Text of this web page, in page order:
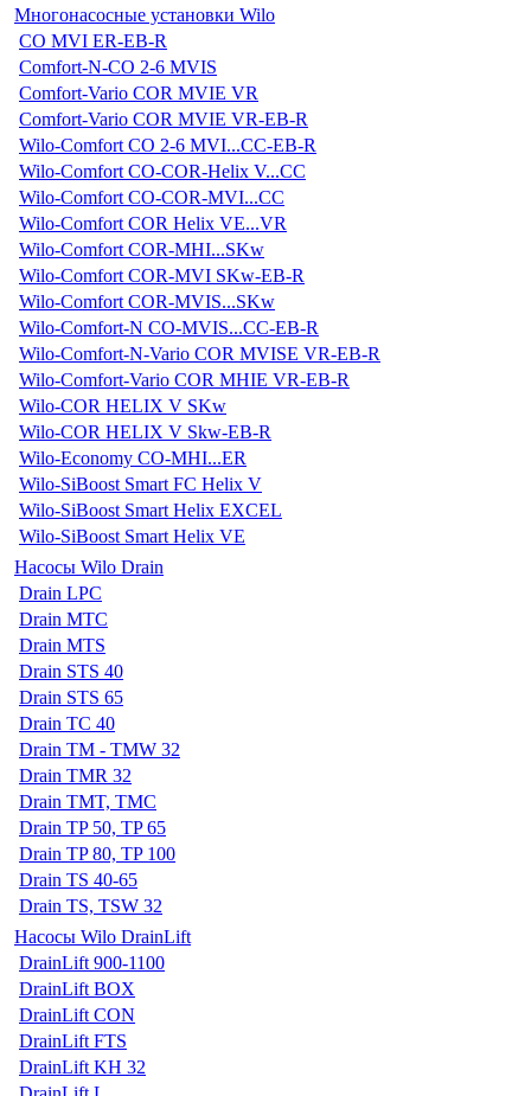
Многонасосные установки Wilo
CO MVI ER-EB-R
Comfort-N-CO 2-6 MVIS
Comfort-Vario COR MVIE VR
Comfort-Vario COR MVIE VR-EB-R
Wilo-Comfort CO 2-6 MVI...CC-EB-R
Wilo-Comfort CO-COR-Helix V...CC
Wilo-Comfort CO-COR-MVI...CC
Wilo-Comfort COR Helix VE...VR
Wilo-Comfort COR-MHI...SKw
Wilo-Comfort COR-MVI SKw-EB-R
Wilo-Comfort COR-MVIS...SKw
Wilo-Comfort-N CO-MVIS...CC-EB-R
Wilo-Comfort-N-Vario COR MVISE VR-EB-R
Wilo-Comfort-Vario COR MHIE VR-EB-R
Wilo-COR HELIX V SKw
Wilo-COR HELIX V Skw-EB-R
Wilo-Economy CO-MHI...ER
Wilo-SiBoost Smart FC Helix V
Wilo-SiBoost Smart Helix EXCEL
Wilo-SiBoost Smart Helix VE
Насосы Wilo Drain
Drain LPC
Drain MTC
Drain MTS
Drain STS 40
Drain STS 65
Drain TC 40
Drain TM - TMW 32
Drain TMR 32
Drain TMT, TMC
Drain TP 50, TP 65
Drain TP 80, TP 100
Drain TS 40-65
Drain TS, TSW 32
Насосы Wilo DrainLift
DrainLift 900-1100
DrainLift BOX
DrainLift CON
DrainLift FTS
DrainLift KH 32